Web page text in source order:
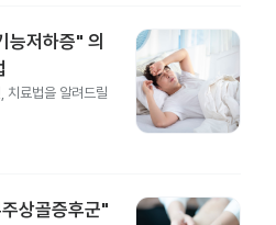
능저하증" 의
치료법을 알려드릴
상골증후군"